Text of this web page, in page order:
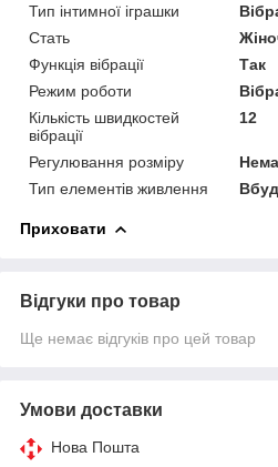
Тип інтимної іграшки
Стать
Функція вібрації
Так
Режим роботи
Кількість швидкостей
вібрації
12
Регулювання розміру
Тип елементів живлення
Приховати
Відгуки про товар
Ще немає відгуків про цей товар
Умови доставки
Нова Пошта